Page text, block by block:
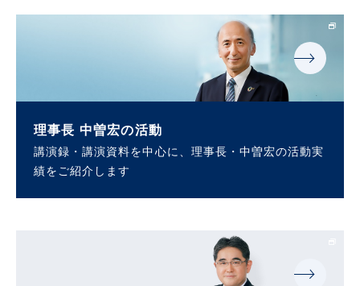
理事長 中曽宏の活動
講演録・講演資料を中心に、理事長・中曽宏の活動実
績をご紹介します